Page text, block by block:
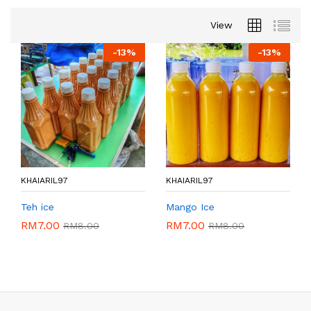
View
-13%
KHAIARIL97
Teh ice
RM7.00 RM8.00
-13%
KHAIARIL97
Mango Ice
RM7.00 RM8.00